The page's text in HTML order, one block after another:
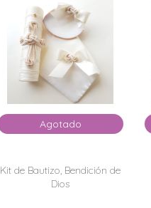
Agotado
Kit de Bautizo, Bendición de
Dios